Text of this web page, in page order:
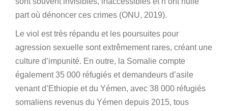
part où dénoncer ces crimes (ONU, 2019).
Le viol est très répandu et les poursuites pour
agression sexuelle sont extrêmement rares, créant une
culture d’impunité. En outre, la Somalie compte
également 35 000 réfugiés et demandeurs d’asile
venant d’Ethiopie et du Yémen, avec 38 000 réfugiés
somaliens revenus du Yémen depuis 2015, tous